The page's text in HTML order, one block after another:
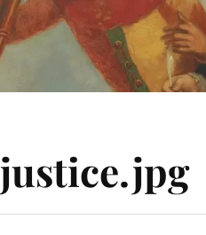
justice.jpg